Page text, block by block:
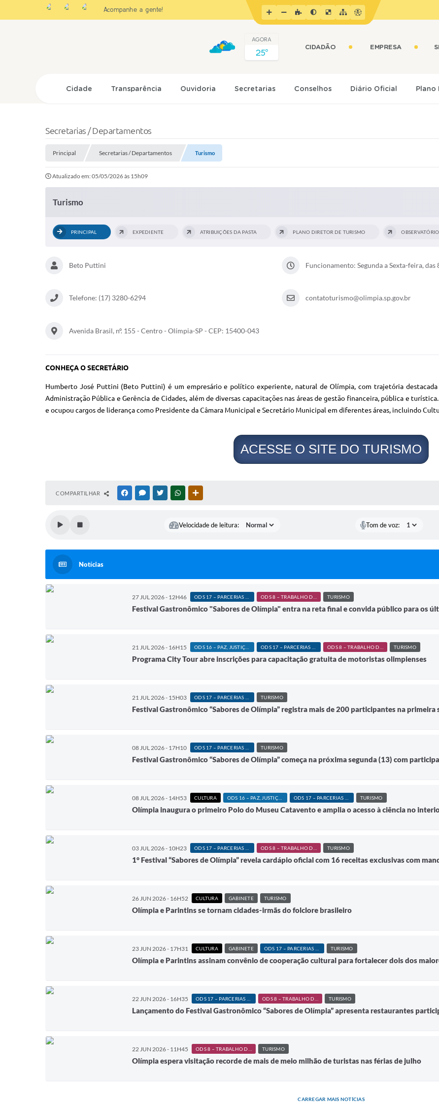
Acompanhe a gente!
CIDADÃO EMPRESA
AGORA
25º
Cidade Transparência Ouvidoria Secretarias Conselhos Diário Oficial Plano
Secretarias / Departamentos
Principal Secretarias / Departamentos Turismo
Atualizado em: 05/05/2026 às 15h09
Turismo
PRINCIPAL EXPEDIENTE ATRIBUIÇÕES DA PASTA PLANO DIRETOR DE TURISMO
Beto Puttini Funcionamento: Segunda a Sexta-feira, das
Telefone: (17) 3280-6294 contatoturismo@olimpia.sp.gov.br
Avenida Brasil, nº. 155 - Centro - Olímpia-SP - CEP: 15400-043
CONHEÇA O SECRETÁRIO
Humberto José Puttini (Beto Puttini) é um empresário e político experiente, natural de Olímpia, com trajetória destacada
Administração Pública e Gerência de Cidades, além de diversas capacitações nas áreas de gestão financeira, pública e
e ocupou cargos de liderança como Presidente da Câmara Municipal e Secretário Municipal em diferentes áreas, incluindo
ACESSE O SITE DO TURISMO
COMPARTILHAR FACEBOOKMESSENGER
TWITTERWHATSAPP
Velocidade de leitura: Tom de voz:
Notícias
27 JUL 2026 - 12H46 TURISMO
Festival Gastronômico "Sabores de Olímpia" entra na reta final e convida público para os
21 JUL 2026 - 16H15 TURISMO
Programa City Tour abre inscrições para capacitação gratuita de motoristas olimpienses
21 JUL 2026 - 15H03 TURISMO
Festival Gastronômico “Sabores de Olímpia” registra mais de 200 participantes na primeira
08 JUL 2026 - 17H10 TURISMO
Festival Gastronômico “Sabores de Olímpia” começa na próxima segunda (13) com
08 JUL 2026 - 14H53 CULTURA ODS 16 – PAZ, JUSTIÇA E INSTITUIÇÕES EFICAZES TURISMO
Olímpia inaugura o primeiro Polo do Museu Catavento e amplia o acesso à ciência no
03 JUL 2026 - 10H23 TURISMO
1° Festival “Sabores de Olímpia” revela cardápio oficial com 16 receitas exclusivas com
26 JUN 2026 - 16H52 CULTURA GABINETE TURISMO
Olímpia e Parintins se tornam cidades-irmãs do folclore brasileiro
23 JUN 2026 - 17H31 CULTURA GABINETE TURISMO
Olímpia e Parintins assinam convênio de cooperação cultural para fortalecer dois dos
22 JUN 2026 - 16H35 TURISMO
Lançamento do Festival Gastronômico “Sabores de Olímpia” apresenta restaurantes
22 JUN 2026 - 11H45 TURISMO
Olímpia espera visitação recorde de mais de meio milhão de turistas nas férias de julho
CARREGAR MAIS NOTÍCIAS